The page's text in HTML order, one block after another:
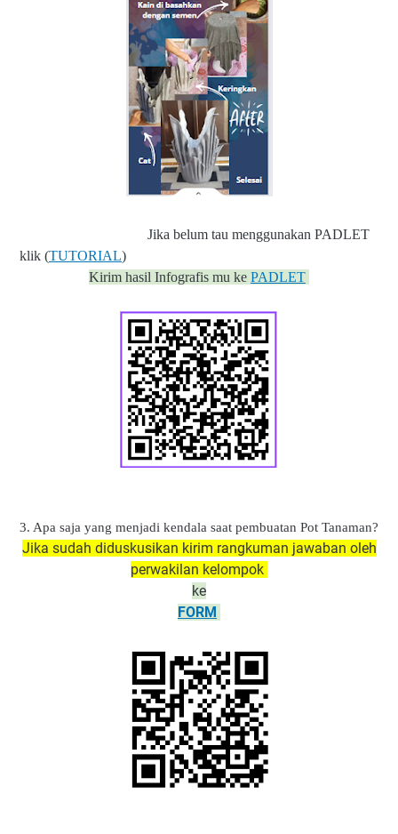
Jika belum tau menggunakan PADLET
klik (TUTORIAL)
Kirim hasil Infografis mu ke PADLET
3. Apa saja yang menjadi kendala saat pembuatan Pot Tanaman?
Jika sudah diduskusikan kirim rangkuman jawaban oleh
perwakilan kelompok
ke
FORM